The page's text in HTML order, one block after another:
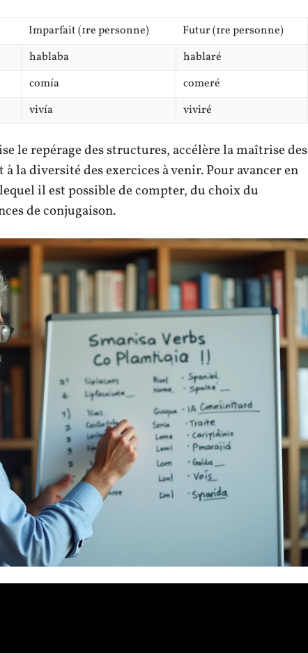
Imparfait (1re personne)
Futur (1re personne)
hablaba
hablaré
comía
comeré
vivía viviré
le repérage des structures, accélère la maîtrise des
la diversité des exercices à venir. Pour avancer en
il est possible de compter, du choix du
de conjugaison.